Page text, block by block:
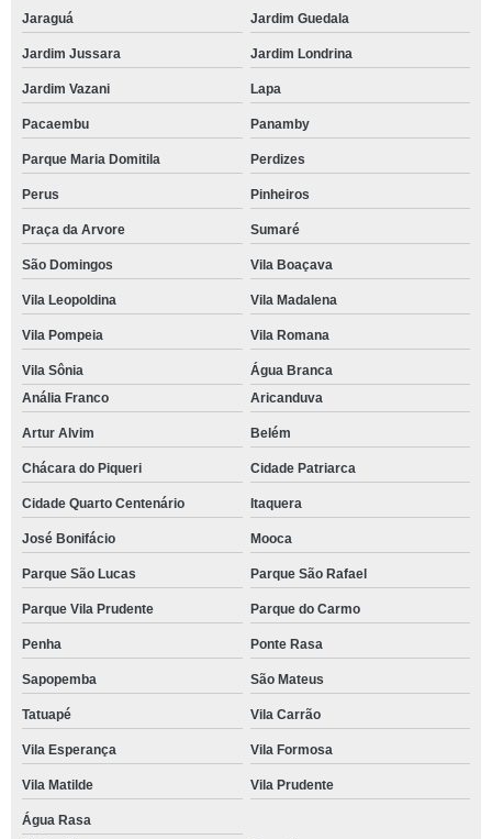
Jaraguá Jardim Guedala
Jardim Jussara Jardim Londrina
Jardim Vazani Lapa
Pacaembu Panamby
Parque Maria Domitila Perdizes
Perus Pinheiros
Praça da Arvore Sumaré
São Domingos Vila Boaçava
Vila Leopoldina Vila Madalena
Vila Pompeia Vila Romana
Vila Sônia
Água Branca
Anália Franco
Aricanduva
Artur Alvim Belém
Chácara do Piqueri Cidade Patriarca
Cidade Quarto Centenário Itaquera
José Bonifácio Mooca
Parque São Lucas Parque São Rafael
Parque Vila Prudente Parque do Carmo
Penha Ponte Rasa
Sapopemba São Mateus
Tatuapé Vila Carrão
Vila Esperança Vila Formosa
Vila Matilde Vila Prudente
Água Rasa